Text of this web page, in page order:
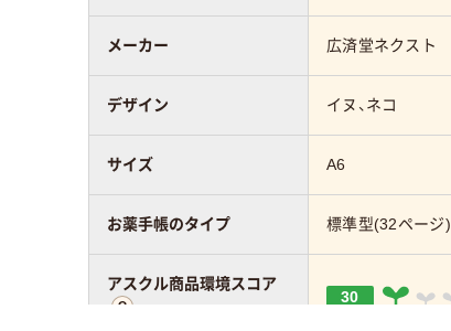
メーカー 広済堂ネクスト
デザイン イヌ、ネコ
サイズ A6
お薬手帳のタイプ 標準型(32ページ)
アスクル商品環境スコア
30